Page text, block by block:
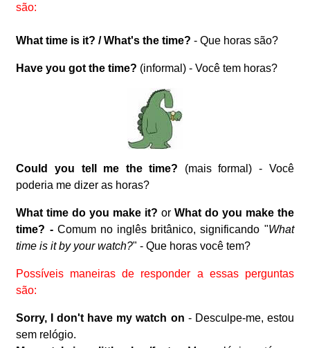
são:
What time is it? / What's the time?- Que horas são?
Have you got the time? (informal) - Você tem horas?
Could you tell me the time? (mais formal) - Você
poderia me dizer as horas?
What time do you make it? or What do you make the
time? - Comum no inglês britânico, significando "What
time is it by your watch?" - Que horas você tem?
Possíveis maneiras de responder a essas perguntas
são:
Sorry, I don't have my watch on - Desculpe-me, estou
sem relógio.